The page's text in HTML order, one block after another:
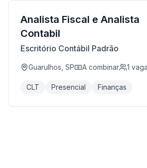
Analista Fiscal e Analista
Contabil
Escritório Contábil Padrão
Guarulhos, SP A combinar 1 vaga
CLT Presencial Finanças